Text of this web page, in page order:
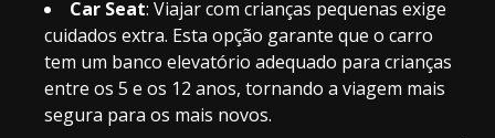
Car Seat: Viajar com crianças pequenas exige
cuidados extra. Esta opção garante que o carro
tem um banco elevatório adequado para crianças
entre os 5 e os 12 anos, tornando a viagem mais
segura para os mais novos.